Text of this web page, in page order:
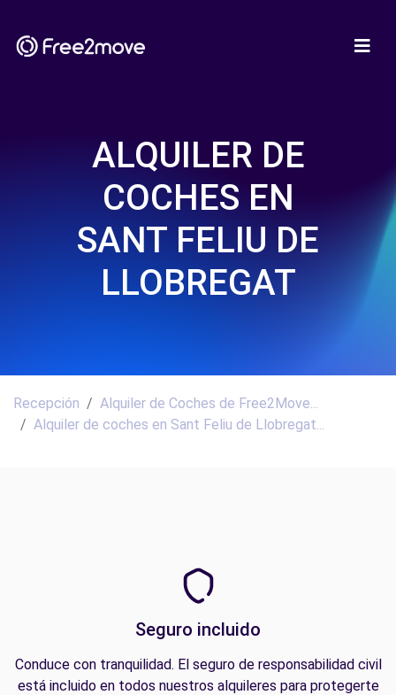
ALQUILER DE
COCHES EN
SANT FELIU DE
LLOBREGAT
Recepción
Alquiler de Coches de Free2Move...
Alquiler de coches en Sant Feliu de Llobregat...
Seguro incluido
Conduce con tranquilidad. El seguro de responsabilidad civil
está incluido en todos nuestros alquileres para protegerte